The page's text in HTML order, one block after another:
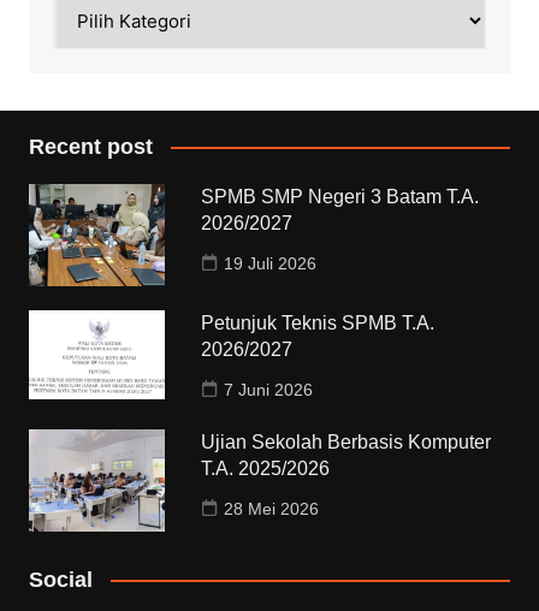
Recent post
SPMB SMP Negeri 3 Batam T.A.
2026/2027
19 Juli 2026
Petunjuk Teknis SPMB T.A.
2026/2027
7 Juni 2026
Ujian Sekolah Berbasis Komputer
T.A. 2025/2026
28 Mei 2026
Social